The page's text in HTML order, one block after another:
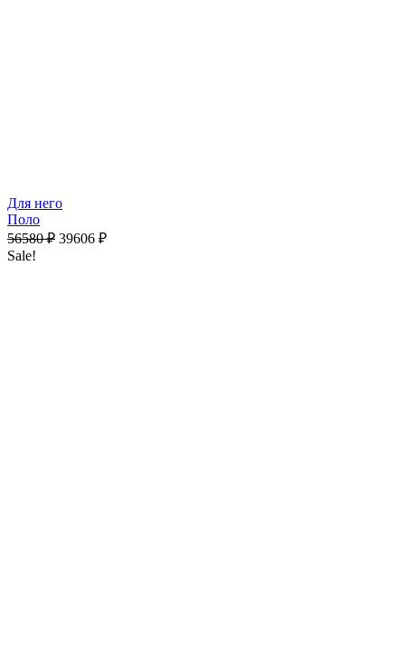
Для него
Поло
56580₽ 39606 ₽
Sale!